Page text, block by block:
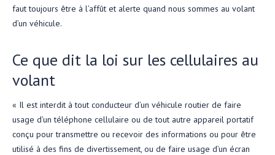
faut toujours être à l’affût et alerte quand nous sommes au volant
d’un véhicule.
Ce que dit la loi sur les cellulaires au
volant
« Il est interdit à tout conducteur d’un véhicule routier de faire
usage d’un téléphone cellulaire ou de tout autre appareil portatif
conçu pour transmettre ou recevoir des informations ou pour être
utilisé à des fins de divertissement, ou de faire usage d’un écran